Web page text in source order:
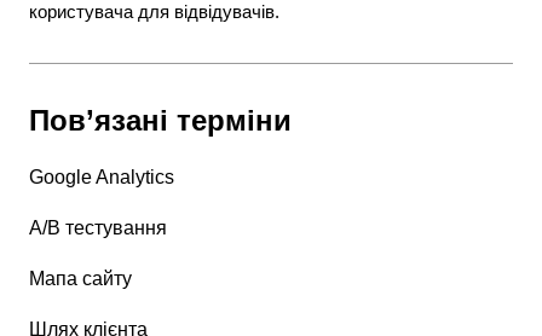
користувача для відвідувачів.
Пов’язані терміни
Google Analytics
А/В тестування
Мапа сайту
Шлях клієнта